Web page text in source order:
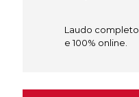
Laudo completo
e 100% online.